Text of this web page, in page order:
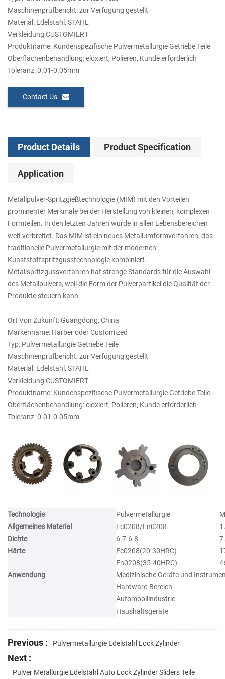
Maschinenprüfbericht: zur Verfügung gestellt
Material: Edelstahl, STAHL
Verkleidung:CUSTOMIERT
Produktname: Kundenspezifische Pulvermetallurgie Getriebe Teile
Oberflächenbehandlung: eloxiert, Polieren, Kunde erforderlich
Toleranz: 0.01-0.05mm
Contact Us
Product Details Product Specification
Application
Metallpulver-Spritzgießtechnologie (MIM) mit den Vorteilen
prominenter Merkmale bei der Herstellung von kleinen, komplexen
Formteilen. In den letzten Jahren wurde in allen Lebensbereichen
weit verbreitet. Das MIM ist ein neues Metallumformverfahren, das
traditionelle Pulvermetallurgie mit der modernen
Kunststoffspritzgusstechnologie kombiniert.
Metallspritzgussverfahren hat strenge Standards für die Auswahl
des Metallpulvers, weil die Form der Pulverpartikel die Qualität der
Produkte steuern kann.
Ort Von Zukunft: Guangdong, China
Markenname: Harber oder Customized
Typ: Pulvermetallurgie Getriebe Teile
Maschinenprüfbericht: zur Verfügung gestellt
Material: Edelstahl, STAHL
Verkleidung:CUSTOMIERT
Produktname: Kundenspezifische Pulvermetallurgie Getriebe Teile
Oberflächenbehandlung: eloxiert, Polieren, Kunde erforderlich
Toleranz: 0.01-0.05mm
Technologie Pulvermetallurgie
Allgemeines Material
Fc0208/Fn0208
Dichte
6.7-6.8
Härte
Fc0208(20-30HRC)
Fn0208(35-40HRC)
Anwendung
Medizinische Geräte und
Hardware-Bereich
Automobilindustrie
Haushaltsgeräte
Previous : Pulvermetallurgie Edelstahl Lock Zylinder
Next :
Pulver Metallurgie Edelstahl Auto Lock Zylinder Sliders Teile